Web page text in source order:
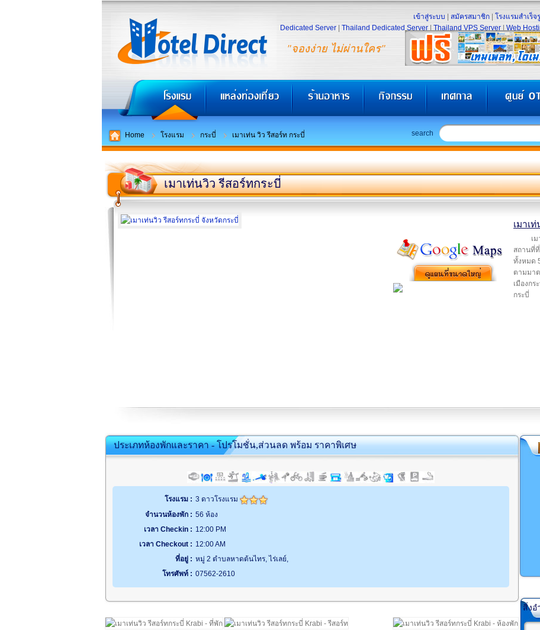
"จองง่าย ไม่ผ่านใคร"
เข้าสู่ระบบ สมัครสมาชิก โรงแรมสำเร็จ
Dedicated Server
Thailand Dedicated Server Thailand VPS Server Web
Home โรงแรม กระบี่ เมาเท่น วิว รีสอร์ท กระบี่ search
เมาเท่นวิว รีสอร์ทกระบี่
เมาเ
เ
สถานที่
ทั้งหมด
ตามมา
เมืองก
กระบี่
ประเภทห้องพักและราคา - โปรโมชั่น,ส่วนลด พร้อม ราคาพิเศษ
โรงแรม : 3 ดาวโรงแรม
จำนวนห้องพัก : 56 ห้อง
เวลา Checkin : 12:00 PM
เวลา Checkout : 12:00 AM
ที่อยู่ : หมู่ 2 ตำบลหาดต้นไทร, ไร่เลย์,
โทรศัพท์ : 07562-2610
สิ่งอ